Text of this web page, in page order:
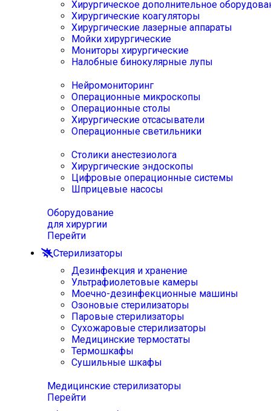
Хирургическое дополнительное
Хирургические коагуляторы
Хирургические лазерные аппараты
Мойки хирургические
Мониторы хирургические
Налобные бинокулярные лупы
Нейромониторинг
Операционные микроскопы
Операционные столы
Хирургические отсасыватели
Операционные светильники
Столики анестезиолога
Хирургические эндоскопы
Цифровые операционные системы
Шприцевые насосы
Оборудование
для хирургии
Перейти
Стерилизаторы
Дезинфекция и хранение
Ультрафиолетовые камеры
Моечно-дезинфекционные машины
Озоновые стерилизаторы
Паровые стерилизаторы
Сухожаровые стерилизаторы
Медицинские термостаты
Термошкафы
Сушильные шкафы
Медицинские стерилизаторы
Перейти